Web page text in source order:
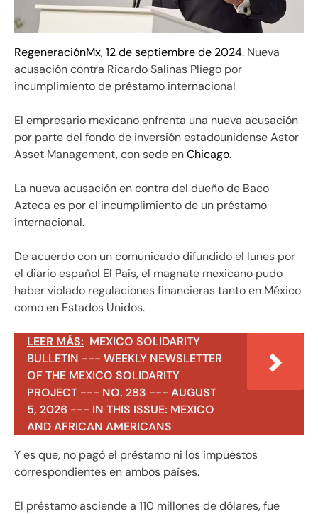
RegeneraciónMx, 12 de septiembre de 2024. Nueva
acusación contra Ricardo Salinas Pliego por
incumplimiento de préstamo internacional
El empresario mexicano enfrenta una nueva acusación
por parte del fondo de inversión estadounidense Astor
Asset Management, con sede enChicago.
La nueva acusación en contra del dueño de Baco
Azteca es por el incumplimiento de un préstamo
internacional.
De acuerdo con un comunicado difundido el lunes por
el diario español El País, el magnate mexicano pudo
haber violado regulaciones financieras tanto en México
como en Estados Unidos.
LEER MÁS: MEXICO SOLIDARITY
BULLETIN --- WEEKLY NEWSLETTER
OF THE MEXICO SOLIDARITY
PROJECT --- NO. 283 --- AUGUST
5, 2026 --- IN THIS ISSUE: MEXICO
AND AFRICAN AMERICANS
Y es que, no pagó el préstamo ni los impuestos
correspondientes en ambos países.
El préstamo asciende a 110 millones de dólares, fue